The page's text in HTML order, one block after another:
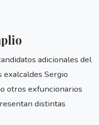
adicionales del
Sergio
otros exfuncionarios
distintas